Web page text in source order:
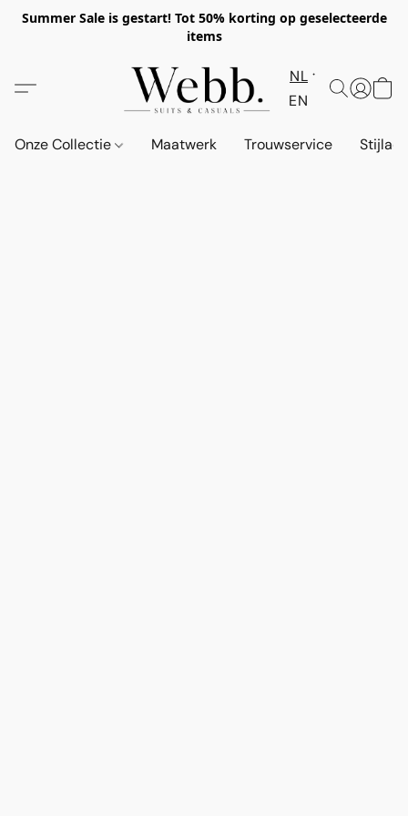
Summer Sale is gestart! Tot 50% korting op geselecteerde
items
NL
EN
Onze Collectie Maatwerk Trouwservice